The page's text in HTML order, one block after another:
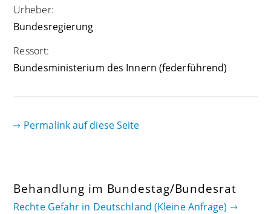
Urheber:
Bundesregierung
Ressort:
Bundesministerium des Innern (federführend)
Permalink auf diese Seite
Behandlung im Bundestag/Bundesrat
Rechte Gefahr in Deutschland (Kleine Anfrage)